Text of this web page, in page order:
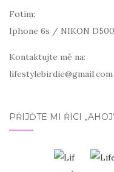
Fotím:
Iphone 6s / NIKON
Kontaktujte mě na:
lifestylebirdie@gmail.com
PŘIJĎTE MI ŘÍCI